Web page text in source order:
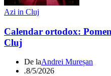
Azi in Cluj
Calendar ortodox:
Cluj
De laAndrei Mureșan
.8/5/2026